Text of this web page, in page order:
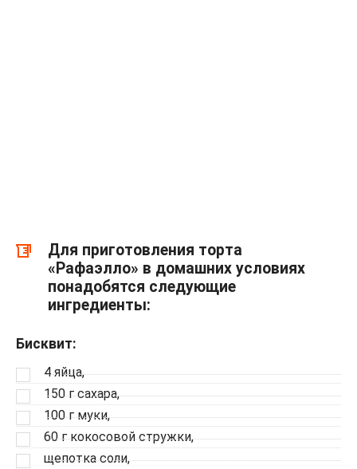
Для приготовления торта
«Рафаэлло» в домашних условиях
понадобятся следующие
ингредиенты:
Бисквит:
4 яйца,
150 г сахара,
100 г муки,
60 г кокосовой стружки,
щепотка соли,